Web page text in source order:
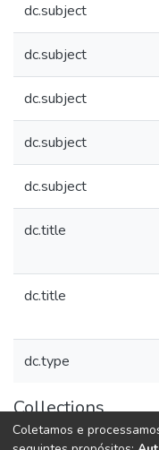
dc.subject
dc.subject
dc.subject
dc.subject
dc.subject
dc.title
dc.title
dc.type
Collections
Teses e Dissertações
Coletamos e